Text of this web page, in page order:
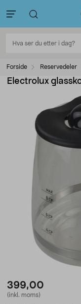
Forside Reservedeler
Electrolux
399,00
(inkl. moms)